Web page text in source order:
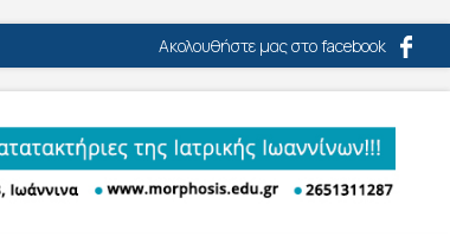
Ακολουθήστε μας στο facebook